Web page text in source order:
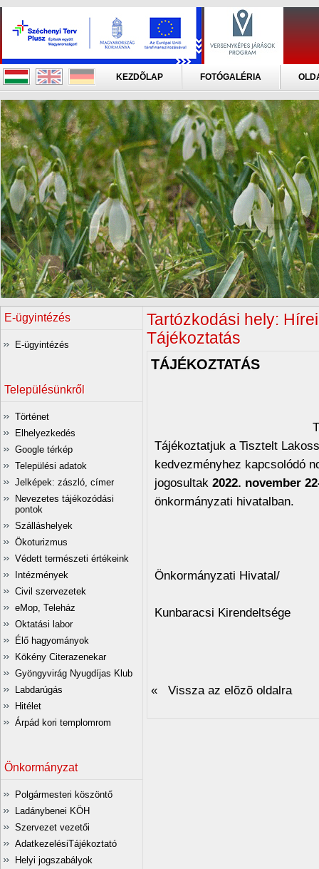
KEZDÕLAP FOTÓGALÉRIA
E-ügyintézés
E-ügyintézés
Településünkről
Történet
Elhelyezkedés
Google térkép
Települési adatok
Jelképek: zászló, címer
Nevezetes tájékozódási
pontok
Szálláshelyek
Ökoturizmus
Védett természeti értékeink
Intézmények
Civil szervezetek
eMop, Teleház
Oktatási labor
Élő hagyományok
Kökény Citerazenekar
Gyöngyvirág Nyugdíjas Klub
Labdarúgás
Hitélet
Árpád kori templomrom
Önkormányzat
Polgármesteri köszöntő
Ladánybenei KÖH
Szervezet vezetői
AdatkezelésiTájékoztató
Helyi jogszabályok
Tartózkodási hely:
Tájékoztatás
TÁJÉKOZTATÁS
Tájékoztatjuk a Tisztelt
kedvezményhez kapcsolódó
jogosultak 2022. november
önkormányzati hivatalban.
Önkormányzati Hivatal/
Kunbaracsi Kirendeltsége
« Vissza az elõzõ oldalra